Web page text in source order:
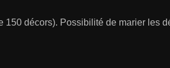
décors). Possibilité de marier les